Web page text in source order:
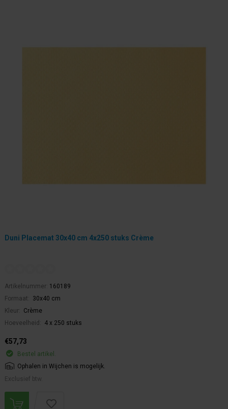
Duni Placemat 30x40 cm 4x250 stuks Crème
Artikelnummer: 160189
Formaat:
30x40 cm
Kleur:
Crème
Hoeveelheid:
4 x 250 stuks
€57,73
Bestel artikel.
Ophalen in Wijchen is mogelijk.
Exclusief btw.